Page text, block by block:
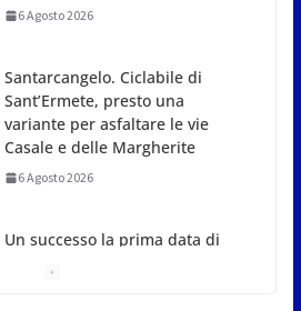
6 Agosto 2026
Santarcangelo. Ciclabile di
Sant’Ermete, presto una
variante per asfaltare le vie
Casale e delle Margherite
6 Agosto 2026
Un successo la prima data di